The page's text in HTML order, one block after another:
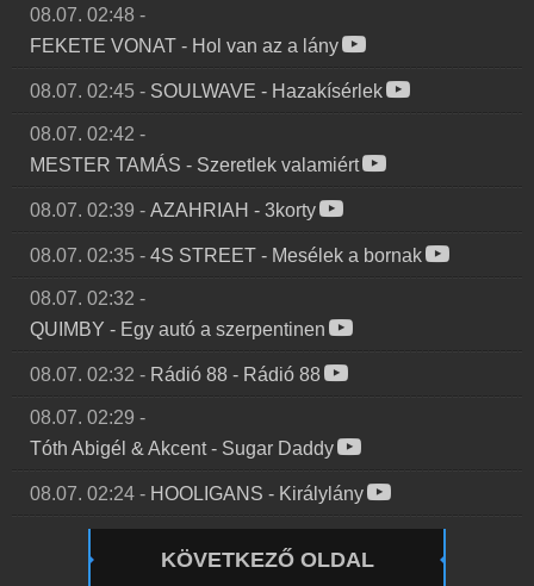
08.07. 02:48 -
FEKETE VONAT - Hol van az a lány
08.07. 02:45 - SOULWAVE - Hazakísérlek
08.07. 02:42 -
MESTER TAMÁS - Szeretlek valamiért
08.07. 02:39 - AZAHRIAH - 3korty
08.07. 02:35 - 4S STREET - Mesélek a bornak
08.07. 02:32 -
QUIMBY - Egy autó a szerpentinen
08.07. 02:32 - Rádió 88 - Rádió 88
08.07. 02:29 -
Tóth Abigél & Akcent- Sugar Daddy
08.07. 02:24 - HOOLIGANS - Királylány
KÖVETKEZŐ OLDAL